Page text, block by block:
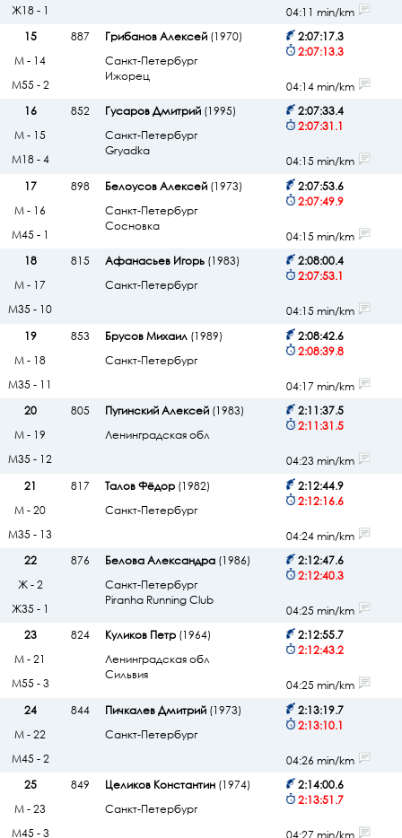
Ж18 - 1
04:11 min/km
15
887 Грибанов Алексей(1970)
Санкт-Петербург
Ижорец
2:07:17.3
2:07:13.3
М - 14
М55 - 2
04:14 min/km
16
852 Гусаров Дмитрий(1995)
Санкт-Петербург
Gryadka
2:07:33.4
2:07:31.1
М - 15
М18 - 4
04:15 min/km
17
898 Белоусов Алексей(1973)
Санкт-Петербург
Сосновка
2:07:53.6
2:07:49.9
М - 16
М45 - 1
04:15 min/km
18
815 Афанасьев Игорь(1983)
Санкт-Петербург
2:08:00.4
2:07:53.1
М - 17
М35 - 10
04:15 min/km
19
853 Брусов Михаил(1989)
Санкт-Петербург
2:08:42.6
2:08:39.8
М - 18
М35 - 11
04:17 min/km
20
805 Пугинский Алексей(1983)
Ленинградская обл
2:11:37.5
2:11:31.5
М - 19
М35 - 12
04:23 min/km
21
817 Талов Фёдор(1982)
Санкт-Петербург
2:12:44.9
2:12:16.6
М - 20
М35 - 13
04:24 min/km
22
876 Белова Александра(1986)
Санкт-Петербург
Piranha Running Club
2:12:47.6
2:12:40.3
Ж - 2
Ж35 - 1
04:25 min/km
23
824 Куликов Петр(1964)
Ленинградская обл
Сильвия
2:12:55.7
2:12:43.2
М - 21
М55 - 3
04:25 min/km
24
844 Пичкалев Дмитрий(1973)
Санкт-Петербург
2:13:19.7
2:13:10.1
М - 22
М45 - 2
04:26 min/km
25
849 Целиков Константин(1974)
Санкт-Петербург
2:14:00.6
2:13:51.7
М - 23
М45 - 3